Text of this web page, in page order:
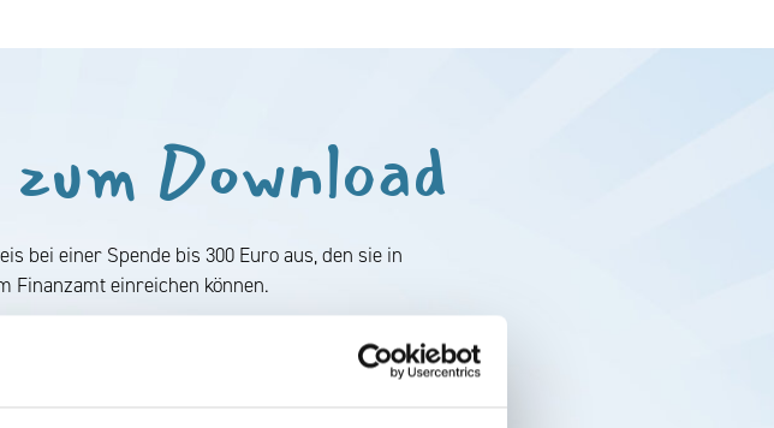
zum Download
bei einer Spende bis 300 Euro aus, den sie in
Finanzamt einreichen können.